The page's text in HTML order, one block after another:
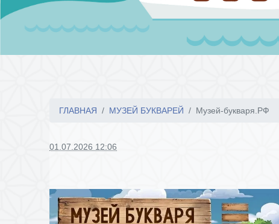
ГЛАВНАЯ МУЗЕЙ БУКВАРЕЙ Музей-букваря.РФ
01.07.2026 12:06